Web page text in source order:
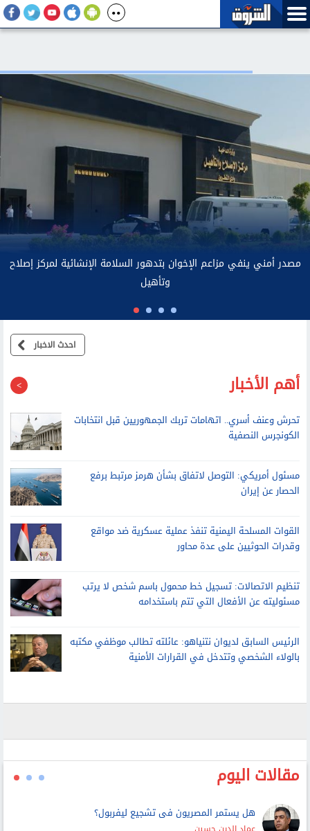
السابق
احدث الاخبار
أهم الأخبار
تحرش وعنف أسري.. اتهامات تربك الجمهوريين قبل انتخابات
الكونجرس النصفية
مسئول أمريكي: التوصل لاتفاق بشأن هرمز مرتبط برفع
الحصار عن إيران
القوات المسلحة اليمنية تنفذ عملية عسكرية ضد مواقع
وقدرات الحوثيين على عدة محاور
تنظيم الاتصالات: تسجيل خط محمول باسم شخص لا يرتب
مسئوليته عن الأفعال التي تتم باستخدامه
الرئيس السابق لديوان نتنياهو: عائلته تطالب موظفي مكتبه
بالولاء الشخصي وتتدخل في القرارات الأمنية
مقالات اليوم
هل يستمر المصريون فى تشجيع ليفربول؟
عماد الدين حسين